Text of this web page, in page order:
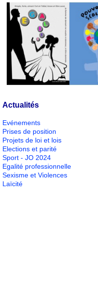
Actualités
Evénements
Prises de position
Projets de loi et lois
Elections et parité
Sport - JO 2024
Egalité professionnelle
Sexisme et Violences
Laïcité